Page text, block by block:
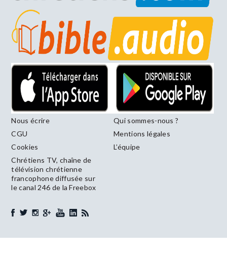
Nous écrire
Qui sommes-nous ?
CGU
Mentions légales
Cookies
L’équipe
Chrétiens TV, chaîne de
télévision chrétienne
francophone diffusée sur
le canal 246 de la Freebox